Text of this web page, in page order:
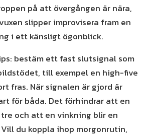
på att övergången är nära,
slipper improvisera fram en
i ett känsligt ögonblick.
bestäm ett fast slutsignal som
till exempel en high-five
fras. När signalen är gjord är
för båda. Det förhindrar att en
och att en vinkning blir en
du koppla ihop morgonrutin,